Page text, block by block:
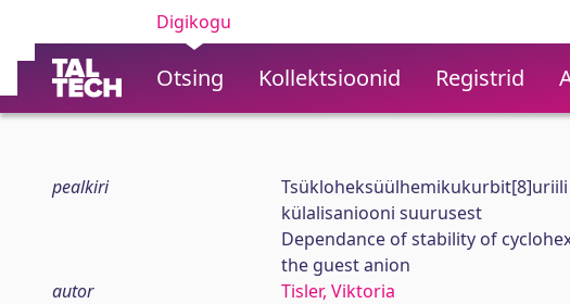
Digikogu
Otsing Kollektsioonid Registrid
pealkiri
külalisaniooni suurusest
Dependance of stability of
the guest anion
autor
Tisler, Viktoria